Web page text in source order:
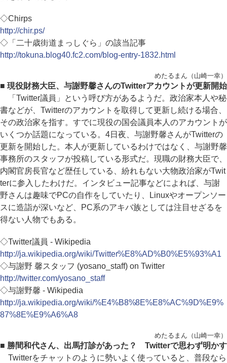
◇Chirps
http://chir.ps/
◇「二十歳街道まっしぐら」の該当記事
http://tokuna.blog40.fc2.com/blog-entry-1832.html
めたるまん（山崎一幸）
■ 現役財務大臣、与謝野馨さんのTwitterアカウントが更新開始
「Twitter議員」という呼び方があるようだ。政治家本人や秘
書などが、Twitterのアカウントを取得して更新し続ける場合、
その政治家を指す。すでに現役の国会議員本人のアカウントが
いくつか話題になっている。4日夜、与謝野馨さんがTwitterの
更新を開始した。本人が更新しているわけではなく、与謝野馨
事務所のスタッフが投稿している形式だ。現職の財務大臣で、
内閣官房長官など歴任している、紛れもない大物政治家がTwit
terに参入したわけだ。インタビュー記事などによれば、与謝
野さんは趣味でPCの自作をしていたり、Linuxやオープンソー
スに造詣が深いなど、PC系のアキバ族としては注目せざるを
得ない人物でもある。
◇Twitter議員 - Wikipedia
http://ja.wikipedia.org/wiki/Twitter%E8%AD%B0%E5%93%A1
◇与謝野 馨スタッフ (yosano_staff) on Twitter
http://twitter.com/yosano_staff
◇与謝野馨 - Wikipedia
http://ja.wikipedia.org/wiki/%E4%B8%8E%E8%AC%9D%E9%
87%8E%E9%A6%A8
めたるまん（山崎一幸）
■ 勝間和代さん、出馬打診があった？ Twitterで思わず明かす
Twitterをチャットのように勢いよく使っていると、普段なら